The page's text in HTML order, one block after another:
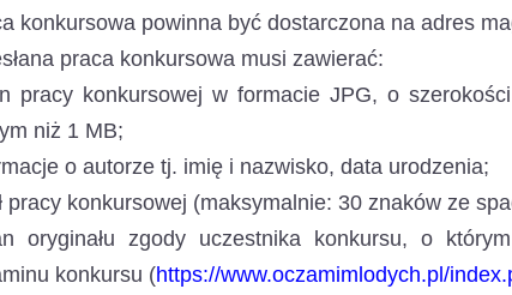
konkursowa powinna być dostarczona na adres
praca konkursowa musi zawierać:
pracy konkursowej w formacie JPG, o
niż 1 MB;
o autorze tj. imię i nazwisko, data urodzenia;
pracy konkursowej (maksymalnie: 30 znaków ze
oryginału zgody uczestnika konkursu, o
konkursu (https://www.oczamimlodych.pl/